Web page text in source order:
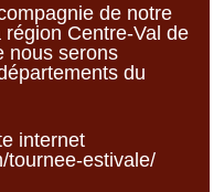
de notre
région Centre-Val de
nous serons
du
internet
tournee-estivale/